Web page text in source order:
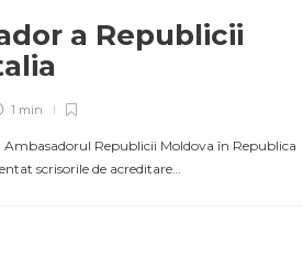
a Republicii
1 min
Ambasadorul Republicii Moldova în Republica
scrisorile de acreditare…